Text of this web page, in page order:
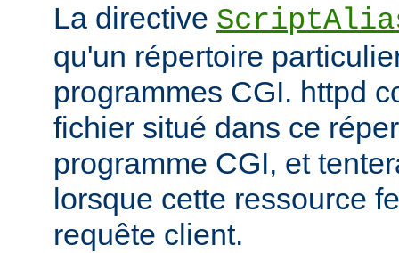
La directive
qu'un répertoire
programmes CGI. httpd
fichier situé dans ce
programme CGI, et
lorsque cette ressource
requête client.